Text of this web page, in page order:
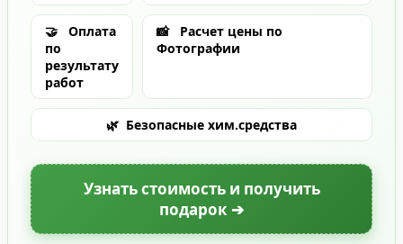
🤝
Оплата
по
результату
работ
📸
Расчет цены по
Фотографии
🌿 Безопасные хим.средства
Узнать стоимость и получить
подарок ➔